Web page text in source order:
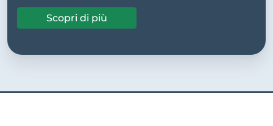
Scopri di più